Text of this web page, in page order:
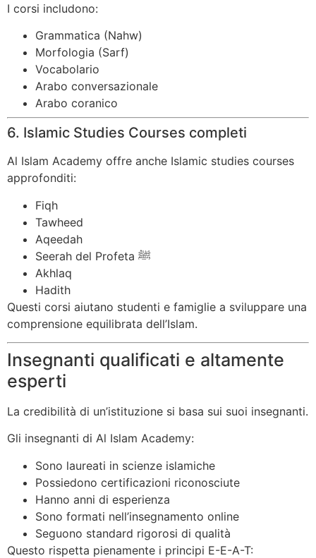
I corsi includono:
Grammatica (Nahw)
Morfologia (Sarf)
Vocabolario
Arabo conversazionale
Arabo coranico
6. Islamic Studies Courses completi
Al Islam Academy offre anche Islamic studies courses
approfonditi:
Fiqh
Tawheed
Aqeedah
Seerah del Profeta ﷺ
Akhlaq
Hadith
Questi corsi aiutano studenti e famiglie a sviluppare una
comprensione equilibrata dell’Islam.
Insegnanti qualificati e altamente
esperti
La credibilità di un’istituzione si basa sui suoi insegnanti.
Gli insegnanti di Al Islam Academy:
Sono laureati in scienze islamiche
Possiedono certificazioni riconosciute
Hanno anni di esperienza
Sono formati nell’insegnamento online
Seguono standard rigorosi di qualità
Questo rispetta pienamente i principi E-E-A-T: